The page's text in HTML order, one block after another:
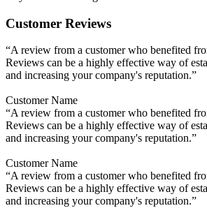
Customer Reviews
“A review from a customer who benefited
Reviews can be a highly effective way of
and increasing your company's reputation.”
Customer Name
“A review from a customer who benefited
Reviews can be a highly effective way of
and increasing your company's reputation.”
Customer Name
“A review from a customer who benefited
Reviews can be a highly effective way of
and increasing your company's reputation.”